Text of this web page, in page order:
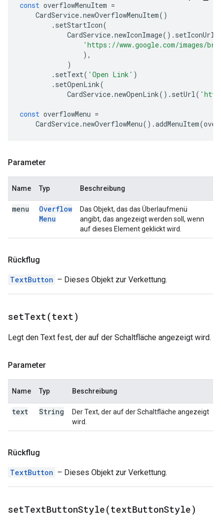
const overflowMenuItem =
CardService.newOverflowMenuItem()
. setStartIcon(
CardService.newIconImage(). setIconUrl
'https://www.google.com/images/
),
)
. setText( 'Open Link' )
. setOpenLink(
CardService.newOpenLink(). setUrl(
const overflowMenu =
CardService.newOverflowMenu().addMenuItem(
Parameter
Name Typ Beschreibung
menu
Overflow
Menu
Das Objekt, das das Überlaufmenü
angibt, das angezeigt werden soll, wenn
auf dieses Element geklickt wird.
Rückflug
TextButton – Dieses Objekt zur Verkettung.
setText(text)
Legt den Text fest, der auf der Schaltfläche angezeigt wird.
Parameter
Name Typ Beschreibung
text String
Der Text, der auf der Schaltfläche angezeigt
wird.
Rückflug
TextButton – Dieses Objekt zur Verkettung.
setTextButtonStyle(textButtonStyle)